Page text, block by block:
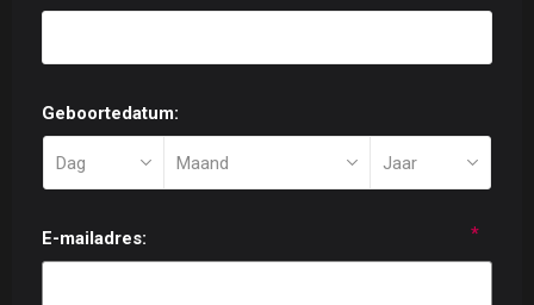
Geboortedatum:
E-mailadres: *